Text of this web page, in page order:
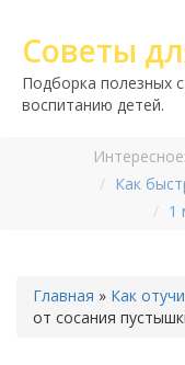
Советы
Подборка полезных
воспитанию детей.
Интересное:
Как
1
Главная » Как
от сосания